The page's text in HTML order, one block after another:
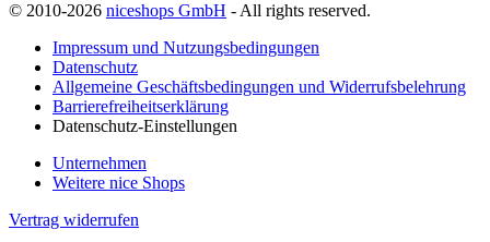
© 2010-2026 niceshops GmbH - All rights reserved.
Impressum und Nutzungsbedingungen
Datenschutz
Allgemeine Geschäftsbedingungen und Widerrufsbelehrung
Barrierefreiheitserklärung
Datenschutz-Einstellungen
Unternehmen
Weitere nice Shops
Vertrag widerrufen